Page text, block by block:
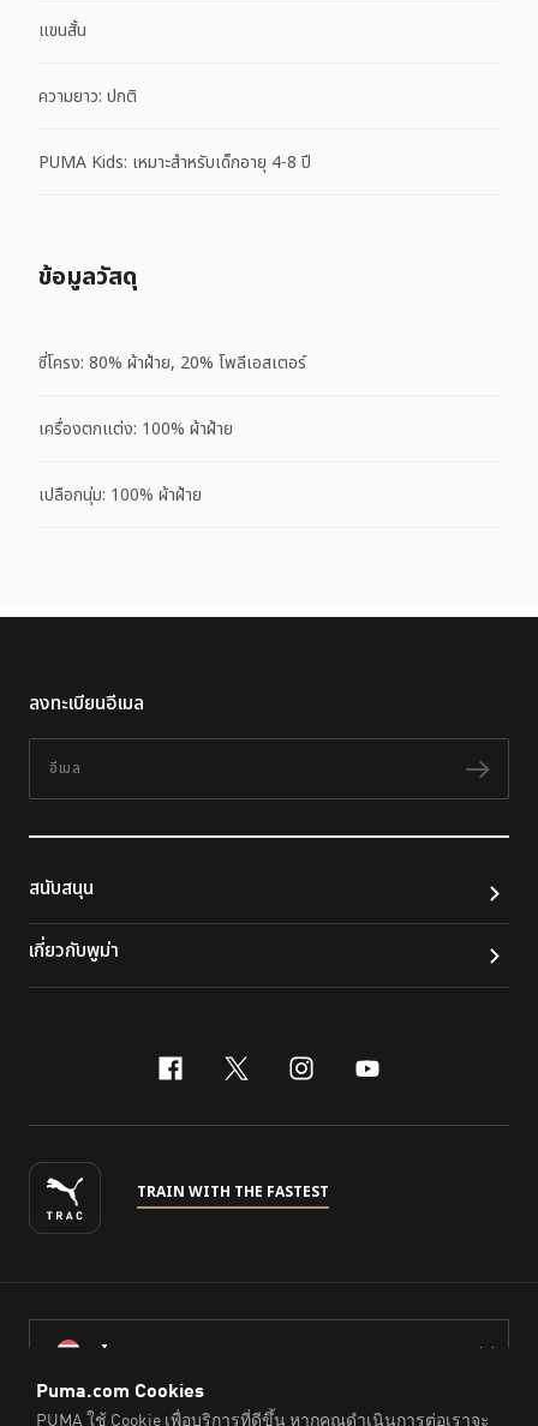
แขนสั้น
ความยาว: ปกติ
PUMA Kids: เหมาะสำหรับเด็กอายุ 4-8 ปี
ข้อมูลวัสดุ
ซี่โครง: 80% ผ้าฝ้าย, 20% โพลีเอสเตอร์
เครื่องตกแต่ง: 100% ผ้าฝ้าย
เปลือกนุ่ม: 100% ผ้าฝ้าย
ลงทะเบียนอีเมล
ติดต
สนับสนุน
เกี่ยวกับพูม่า
facebook
x-twitter
instagram
youtube
TRAIN WITH THE FASTEST
ไทย